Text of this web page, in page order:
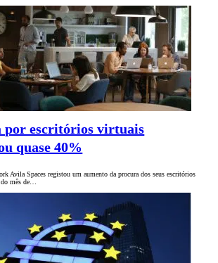
por escritórios virtuais
quase 40%
Avila Spaces registou um aumento da procura dos seus escritórios
mês de…